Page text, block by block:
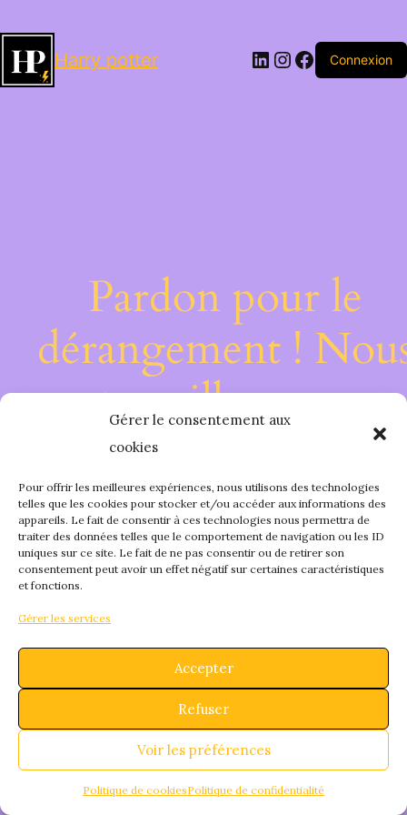
Gérer le consentement aux
cookies
Pour offrir les meilleures expériences, nous utilisons des technologies
telles que les cookies pour stocker et/ou accéder aux informations des
appareils. Le fait de consentir à ces technologies nous permettra de
traiter des données telles que le comportement de navigation ou les ID
uniques sur ce site. Le fait de ne pas consentir ou de retirer son
consentement peut avoir un effet négatif sur certaines caractéristiques
et fonctions.
Gérer les services
Accepter
Refuser
Voir les préférences
Politique de cookiesPolitique de confidentialité
Harry potter LinkedIn
Instagram
Facebook
Connexion
Pardon pour le
dérangement !
travaillons sur
quelque chose de
fantastique –
bientôt !